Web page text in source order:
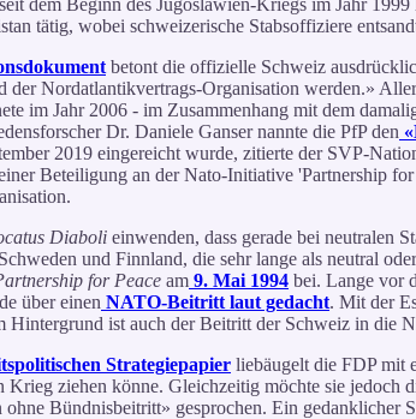
tätig, wobei schweizerische Stabsoffiziere
betont die offizielle Schweiz
der Nordatlantikvertrags-Organisation werden.»
im Jahr 2006 - im Zusammenhang mit dem
Dr. Daniele Ganser nannte die PfP den
2019 eingereicht wurde, zitierte der SVP-
Beteiligung an der Nato-Initiative 'Partnership
Diaboli einwenden, dass gerade bei neutralen
und Finnland, die sehr lange als neutral
for Peace am 9. Mai 1994 bei. Lange vor
über einen NATO-Beitritt laut gedacht. Mit der
Hintergrund ist auch der Beitritt der Schweiz in die
Strategiepapier liebäugelt die FDP mit
ziehen könne. Gleichzeitig möchte sie
Bündnisbeitritt» gesprochen. Ein gedanklicher